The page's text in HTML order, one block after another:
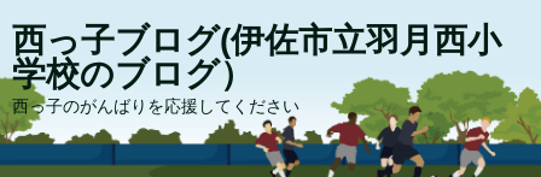
西っ子ブログ(伊佐市立羽月西小
学校のブログ）
西っ子のがんばりを応援してください